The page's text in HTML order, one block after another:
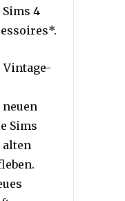
4
Vintage-
Sims
alten